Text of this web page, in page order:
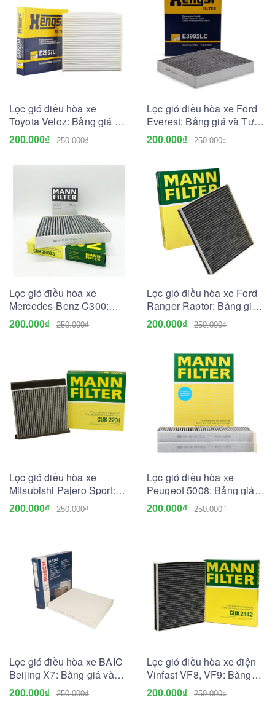
Lọc gió điều hòa xe
Toyota Veloz: Bảng giá và
Tư vấn A-Z
200.000₫ 250.000₫
Lọc gió điều hòa xe Ford
Everest: Bảng giá và Tư
vấn A-Z
200.000₫ 250.000₫
Lọc gió điều hòa xe
Mercedes-Benz C300:
Bảng giá và Tư vấn A-Z
200.000₫ 250.000₫
Lọc gió điều hòa xe Ford
Ranger Raptor: Bảng giá
và Tư vấn A-Z
200.000₫ 250.000₫
Lọc gió điều hòa xe
Mitsubishi Pajero Sport:
Bảng giá và Tư vấn A-Z
200.000₫ 250.000₫
Lọc gió điều hòa xe
Peugeot 5008: Bảng giá
và Tư vấn A-Z
200.000₫ 250.000₫
Lọc gió điều hòa xe BAIC
Beijing X7: Bảng giá và
Tư vấn A-Z
200.000₫ 250.000₫
Lọc gió điều hòa xe điện
Vinfast VF8, VF9: Bảng
giá và Tư vấn A-Z
200.000₫ 250.000₫